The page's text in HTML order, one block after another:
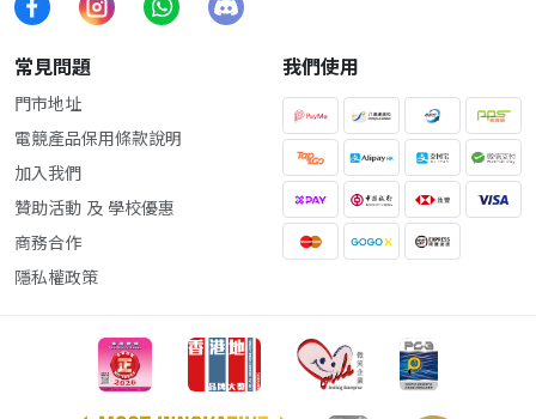
常見問題
門市地址
電競產品保用條款說明
加入我們
贊助活動 及 學校優惠
商務合作
隱私權政策
我們使用